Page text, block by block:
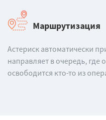
Маршрутизация
Астериск автоматически
направляет в очередь, где
освободится кто-то из